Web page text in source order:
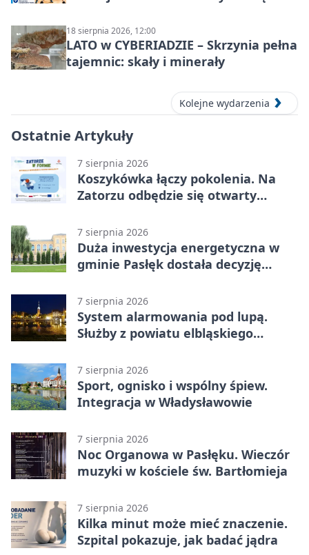
18 sierpnia 2026, 12:00
LATO w CYBERIADZIE – Skrzynia pełna
tajemnic: skały i minerały
Kolejne wydarzenia
Ostatnie Artykuły
7 sierpnia 2026
Koszykówka łączy pokolenia. Na
Zatorzu odbędzie się otwarty
7 sierpnia 2026
Duża inwestycja energetyczna w
gminie Pasłęk dostała decyzję
7 sierpnia 2026
System alarmowania pod lupą.
Służby z powiatu elbląskiego
7 sierpnia 2026
Sport, ognisko i wspólny śpiew.
Integracja w Władysławowie
7 sierpnia 2026
Noc Organowa w Pasłęku. Wieczór
muzyki w kościele św. Bartłomieja
7 sierpnia 2026
Kilka minut może mieć znaczenie.
Szpital pokazuje, jak badać jądra